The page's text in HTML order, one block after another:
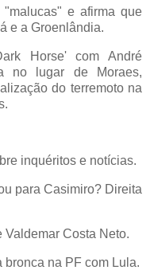
e afirma que
e a Groenlândia.
Horse' com André
no lugar de Moraes,
do terremoto na
inquéritos e notícias.
para Casimiro? Direita
Valdemar Costa Neto.
bronca na PF com Lula.